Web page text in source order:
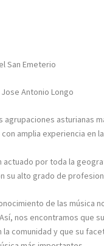
San Emeterio
Jose Antonio Longo
agrupaciones asturianas
amplia experiencia en
por toda la
su alto grado de
de las música
nos encontramos que
comunidad y que su